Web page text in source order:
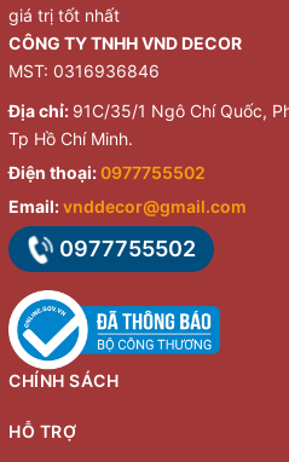
giá trị tốt nhất
CÔNG TY TNHH VND DECOR
MST: 0316936846
Địa chỉ: 91C/35/1 Ngô Chí Quốc,
Tp Hồ Chí Minh.
Điện thoại: 0977755502
Email:vnddecor@gmail.com
0977755502
CHÍNH SÁCH
HỖ TRỢ